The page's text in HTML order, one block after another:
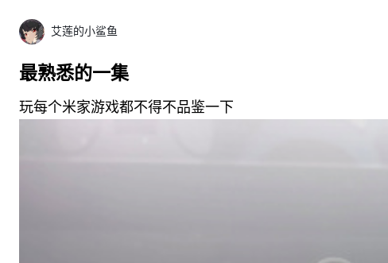
艾莲的小鲨鱼
最熟悉的一集
玩每个米家游戏都不得不品鉴一下